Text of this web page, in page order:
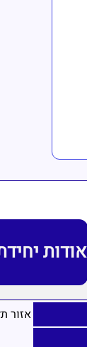
אודות
אזור